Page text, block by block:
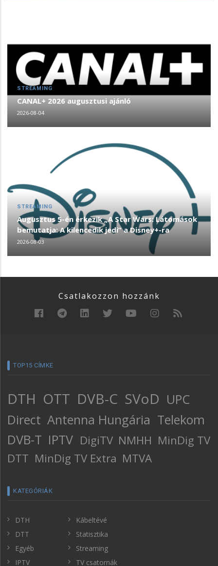
STREAMING
CANAL+ 2026 augusztusi ajánló
2026-08-04
STREAMING
Augusztus 5-én érkezik „A Star Wars: Látomások
bemutatja: A kilencedik jedi” a Disney+-ra
2026-08-03
Csatlakozzon hozzánk
TOP15 CÍMKE
DTH OTT DVB-C SVoD UPC
Direct Antenna Hungária Telekom
DVB-T IPTV DigiTV NMHH MinDig TV
DTT MinDig TV Extra MTVA
KATEGÓRIÁK
DTH
DTT
Egyéb
IPTV
Kábeltévé
Statisztika
Streaming
TV csatornák